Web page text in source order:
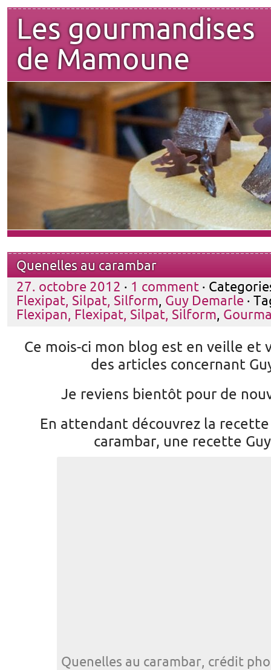
Les gourmandises
de Mamoune
Quenelles au carambar
27. octobre 2012 · 1 comment ·
Flexipat, Silpat, Silform, Guy Demarle ·
Flexipan, Flexipat, Silpat, Silform,
Ce mois-ci mon blog est en veille et
des articles concernant
Je reviens bientôt pour de
En attendant découvrez la
carambar, une recette
Quenelles au carambar, crédit